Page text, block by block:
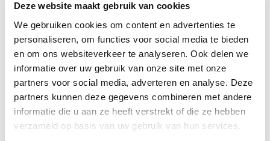
Deze website maakt gebruik van cookies
We gebruiken cookies om content en advertenties te
personaliseren, om functies voor social media te bieden
en om ons websiteverkeer te analyseren. Ook delen we
informatie over uw gebruik van onze site met onze
partners voor social media, adverteren en analyse. Deze
partners kunnen deze gegevens combineren met andere
informatie die u aan ze heeft verstrekt of die ze hebben
verzameld op basis van uw gebruik van hun services.
€ 375,-
CARPET 170X240 CM
170 cm x 240 cm x H cm
€ 1.085,-
CARPET 200X250 CM
200 cm x 250 cm x H cm